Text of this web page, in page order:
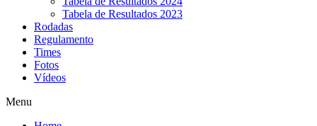
Tabela de Resultados 2023
Rodadas
Regulamento
Times
Fotos
Vídeos
Menu